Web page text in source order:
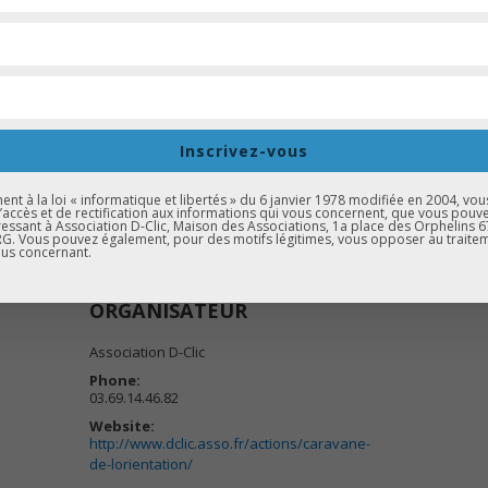
meilleures conditions et vous garantir un créneau adapté à votre
VERS ICAL
ORGANISATEUR
Association D-Clic
Phone:
03.69.14.46.82
Website:
http://www.dclic.asso.fr/actions/caravane-
de-lorientation/
Inscrivez-vous
à la loi « informatique et libertés » du 6 janvier 1978 modifiée en 2004,
et de rectification aux informations qui vous concernent, que vous
à Association D-Clic, Maison des Associations, 1a place des Orphelins
Vous pouvez également, pour des motifs légitimes, vous opposer au
concernant.